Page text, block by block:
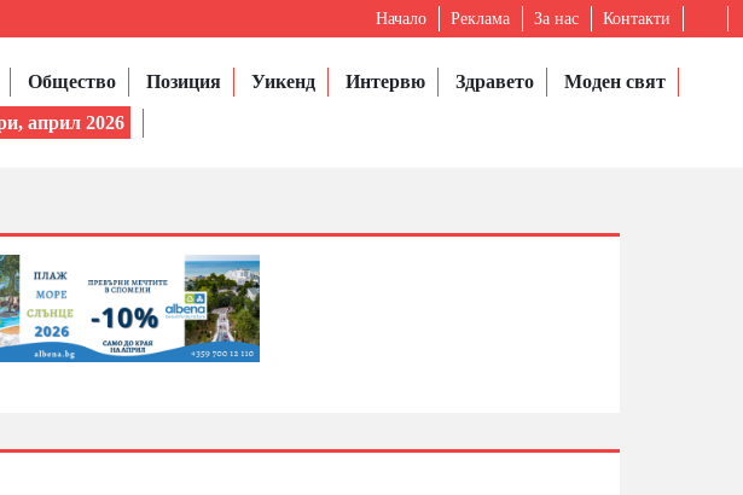
Начало Реклама За нас Контакти
Общество Позиция Уикенд Интервю Здравето
Моден свят
април 2026